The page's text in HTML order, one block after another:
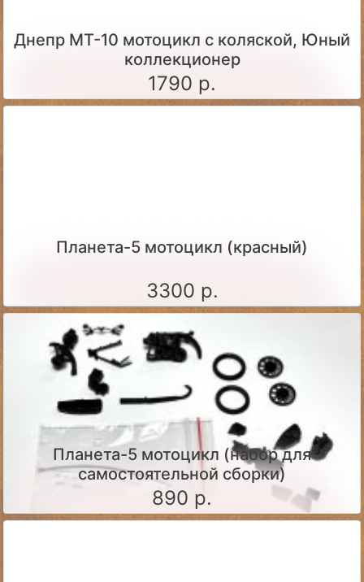
Днепр МТ-10 мотоцикл с коляской, Юный
коллекционер
1790 р.
Планета-5 мотоцикл (красный)
3300 р.
Планета-5 мотоцикл (набор для
самостоятельной сборки)
890 р.